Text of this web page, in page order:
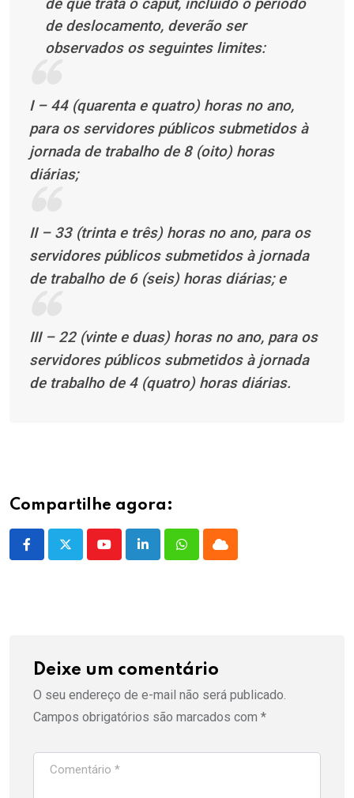
de que trata o caput, incluído o período
de deslocamento, deverão ser
observados os seguintes limites:
I – 44 (quarenta e quatro) horas no ano,
para os servidores públicos submetidos à
jornada de trabalho de 8 (oito) horas
diárias;
II – 33 (trinta e três) horas no ano, para os
servidores públicos submetidos à jornada
de trabalho de 6 (seis) horas diárias; e
III – 22 (vinte e duas) horas no ano, para os
servidores públicos submetidos à jornada
de trabalho de 4 (quatro) horas diárias.
Compartilhe agora:
YoutubeLinkedInWhatsappCloud
Deixe um comentário
O seu endereço de e-mail não será publicado.
Campos obrigatórios são marcados com *